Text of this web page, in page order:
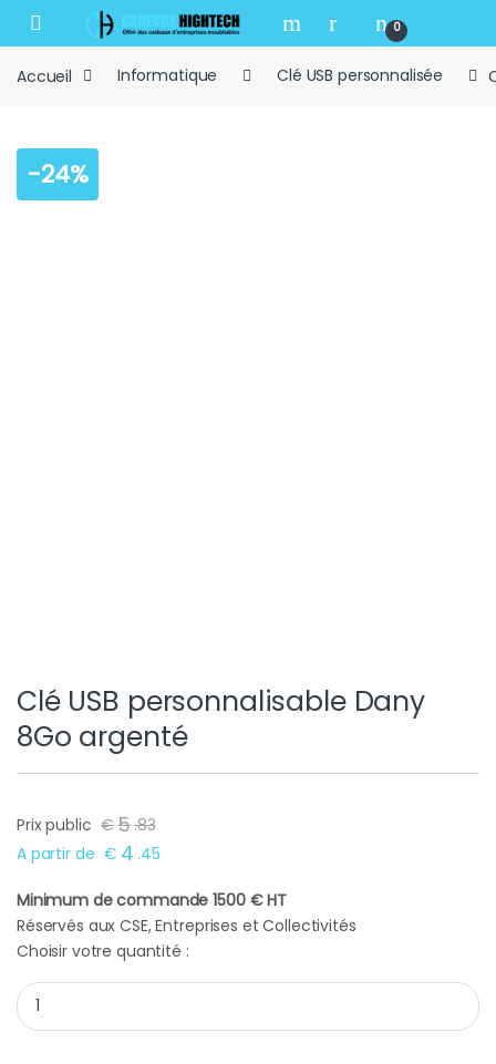
Skip to navigation
Skip to content
Open 0
Accueil Informatique Clé USB personnalisée
-24%
Clé USB personnalisable Dany
8Go argenté
Prix public €5.83
A partir de € 4 .45
Minimum de commande 1500 € HT
Réservés aux CSE, Entreprises et Collectivités
Choisir votre quantité :
Clé USB personnalisable Dany 8Go argenté quantity